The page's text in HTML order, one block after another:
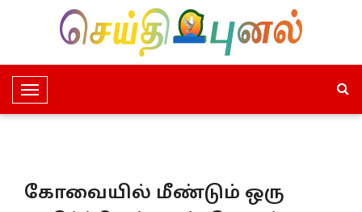
T
o
e
கோவையில் மீண்டும் ஒரு